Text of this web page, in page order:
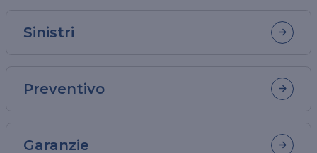
Sinistri
Preventivo
Garanzie